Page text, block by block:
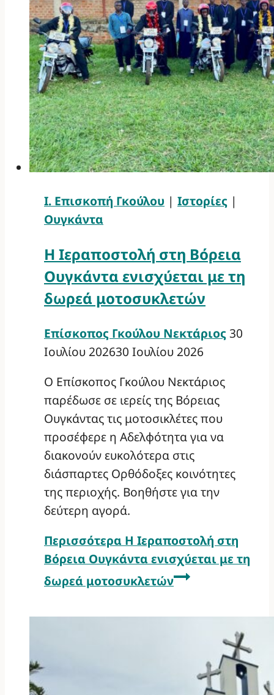
Ι. Επισκοπή Γκούλου | Ιστορίες |
Ουγκάντα
Η Ιεραποστολή στη Βόρεια
Ουγκάντα ενισχύεται με τη
δωρεά μοτοσυκλετών
Επίσκοπος Γκούλου Νεκτάριος 30
Ιουλίου 202630 Ιουλίου 2026
Ο Επίσκοπος Γκούλου Νεκτάριος
παρέδωσε σε ιερείς της Βόρειας
Ουγκάντας τις μοτοσικλέτες που
προσέφερε η Αδελφότητα για να
διακονούν ευκολότερα στις
διάσπαρτες Ορθόδοξες κοινότητες
της περιοχής. Βοηθήστε για την
δεύτερη αγορά.
Περισσότερα Η Ιεραποστολή στη
Βόρεια Ουγκάντα ενισχύεται με τη
δωρεά μοτοσυκλετών